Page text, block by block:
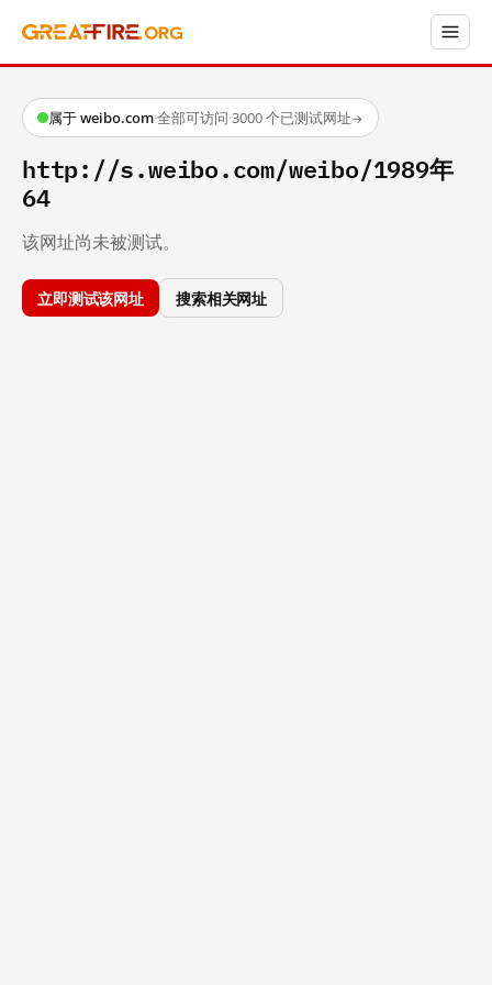
属于 weibo.com·全部可访问·3000 个已测试网址→
http://s.weibo.com/weibo/1989年
64
该网址尚未被测试。
立即测试该网址 搜索相关网址